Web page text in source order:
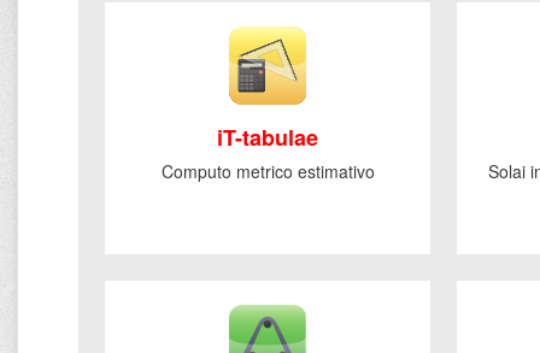
iT-tabulae
Computo metrico estimativo Solai